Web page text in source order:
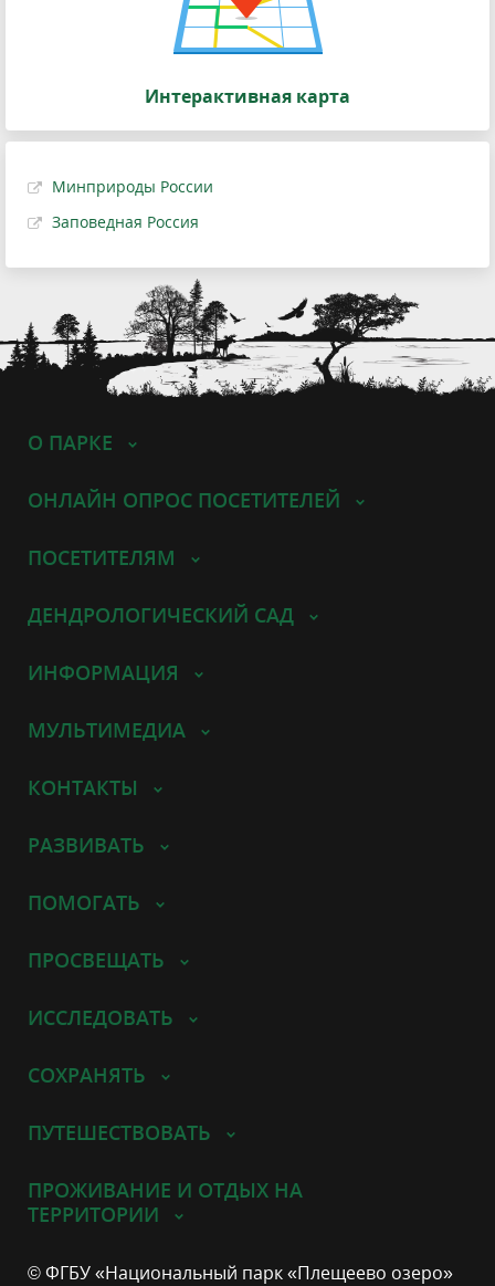
Интерактивная карта
Минприроды России
Заповедная Россия
О ПАРКЕ
ОНЛАЙН ОПРОС ПОСЕТИТЕЛЕЙ
ПОСЕТИТЕЛЯМ
ДЕНДРОЛОГИЧЕСКИЙ САД
ИНФОРМАЦИЯ
МУЛЬТИМЕДИА
КОНТАКТЫ
РАЗВИВАТЬ
ПОМОГАТЬ
ПРОСВЕЩАТЬ
ИССЛЕДОВАТЬ
СОХРАНЯТЬ
ПУТЕШЕСТВОВАТЬ
ПРОЖИВАНИЕ И ОТДЫХ НА
ТЕРРИТОРИИ
© ФГБУ «Национальный парк «Плещеево озеро»